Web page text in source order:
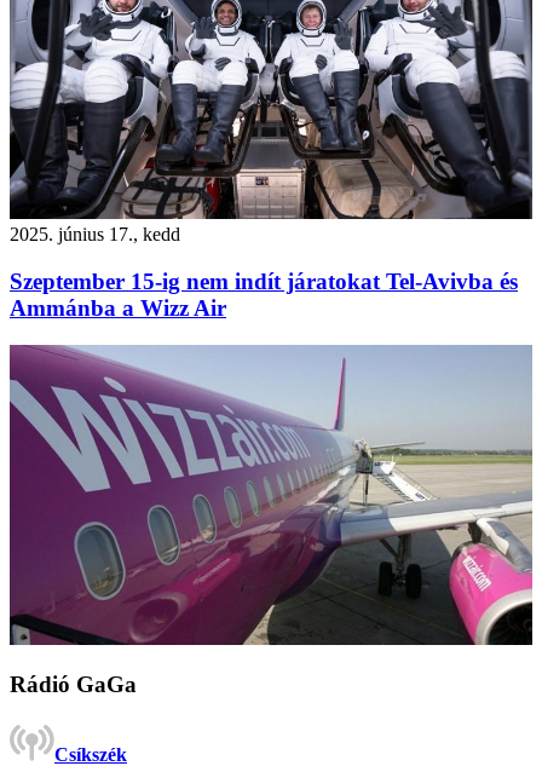
2025. június 17., kedd
Szeptember 15-ig nem indít járatokat Tel-Avivba és
Ammánba a Wizz Air
Rádió GaGa
Csíkszék